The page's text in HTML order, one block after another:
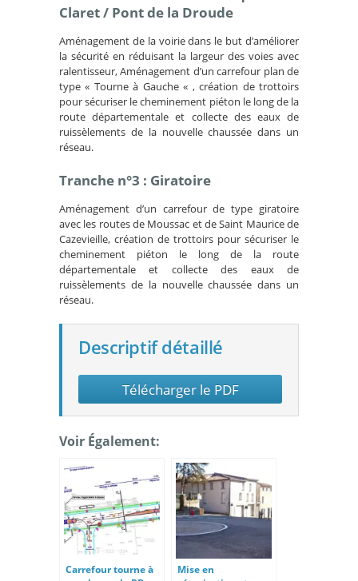
Claret / Pont de la Droude
Aménagement de la voirie dans le but d’améliorer
la sécurité en réduisant la largeur des voies avec
ralentisseur, Aménagement d’un carrefour plan de
type « Tourne à Gauche « , création de trottoirs
pour sécuriser le cheminement piéton le long de la
route départementale et collecte des eaux de
ruissèlements de la nouvelle chaussée dans un
réseau.
Tranche n°3 : Giratoire
Aménagement d’un carrefour de type giratoire
avec les routes de Moussac et de Saint Maurice de
Cazevieille, création de trottoirs pour sécuriser le
cheminement piéton le long de la route
départementale et collecte des eaux de
ruissèlements de la nouvelle chaussée dans un
réseau.
Descriptif détaillé
Télécharger le PDF
Voir Également:
Carrefour tourne à
Mise en